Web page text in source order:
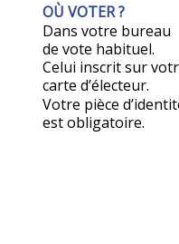
OÙ VOTER ?
Dans votre bureau
de vote habituel.
Celui inscrit sur
carte d’électeur.
Votre pièce
est obligatoire.